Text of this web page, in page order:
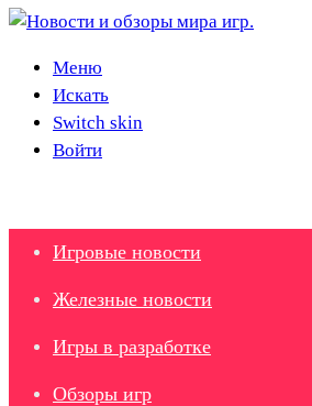
Меню
Искать
Switch skin
Войти
Игровые новости
Железные новости
Игры в разработке
Обзоры игр